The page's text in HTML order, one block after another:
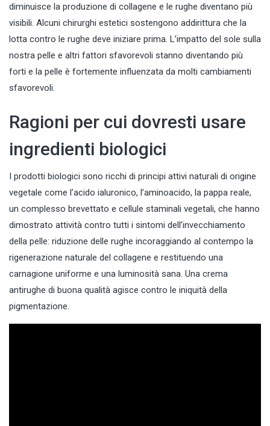
diminuisce la produzione di collagene e le rughe diventano più
visibili. Alcuni chirurghi estetici sostengono addirittura che la
lotta contro le rughe deve iniziare prima. L’impatto del sole sulla
nostra pelle e altri fattori sfavorevoli stanno diventando più
forti e la pelle è fortemente influenzata da molti cambiamenti
sfavorevoli.
Ragioni per cui dovresti usare
ingredienti biologici
I prodotti biologici sono ricchi di principi attivi naturali di origine
vegetale come l’acido ialuronico, l’aminoacido, la pappa reale,
un complesso brevettato e cellule staminali vegetali, che hanno
dimostrato attività contro tutti i sintomi dell’invecchiamento
della pelle: riduzione delle rughe incoraggiando al contempo la
rigenerazione naturale del collagene e restituendo una
carnagione uniforme e una luminosità sana. Una crema
antirughe di buona qualità agisce contro le iniquità della
pigmentazione.